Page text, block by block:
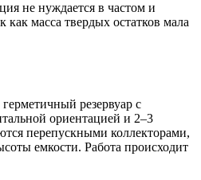
не нуждается в частом и
масса твердых остатков мала
резервуар с
ориентацией и 2–3
перепускными коллекторами,
емкости. Работа происходит